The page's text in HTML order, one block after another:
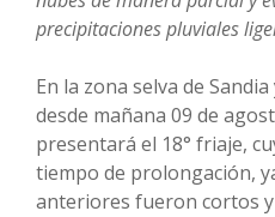
precipitaciones pluviales
En la zona selva de
desde mañana 09 de
presentará el 18° friaje,
tiempo de prolongación,
anteriores fueron cortos